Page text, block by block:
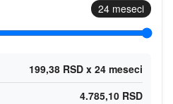
24 meseci
199,38 RSD x 24 meseci
4.785,10 RSD